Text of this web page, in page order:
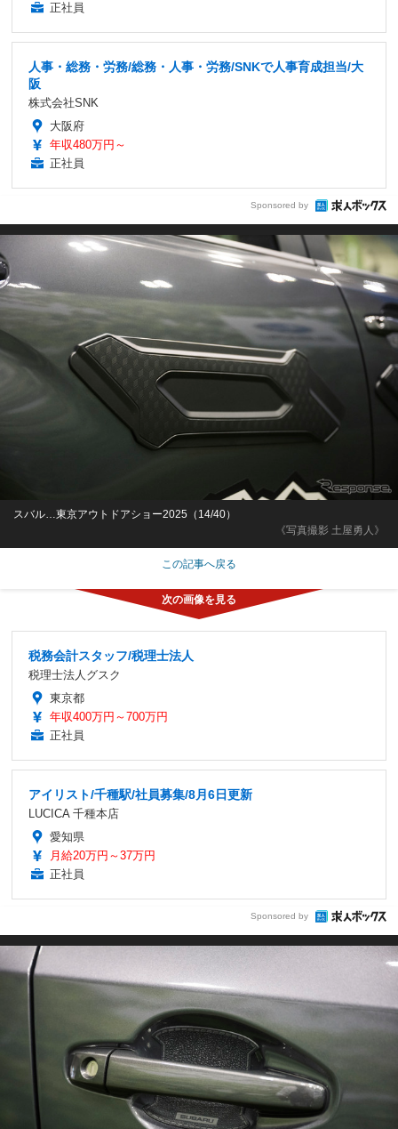
正社員
人事・総務・労務/総務・人事・労務/SNKで人事育成担当/大
阪
株式会社SNK
大阪府
年収480万円～
正社員
Sponsored by
《写真撮影 土屋勇人》
スバル…東京アウトドアショー2025（14/40）
この記事へ戻る
税務会計スタッフ/税理士法人
税理士法人グスク
東京都
年収400万円～700万円
正社員
アイリスト/千種駅/社員募集/8月6日更新
LUCICA 千種本店
愛知県
月給20万円～37万円
正社員
Sponsored by